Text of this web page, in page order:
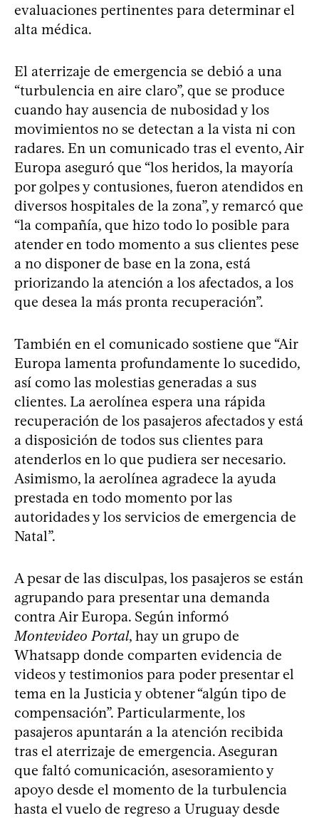
evaluaciones pertinentes para determinar el
alta médica.
El aterrizaje de emergencia se debió a una
“turbulencia en aire claro”, que se produce
cuando hay ausencia de nubosidad y los
movimientos no se detectan a la vista ni con
radares. En un comunicado tras el evento, Air
Europa aseguró que “los heridos, la mayoría
por golpes y contusiones, fueron atendidos en
diversos hospitales de la zona”, y remarcó que
“la compañía, que hizo todo lo posible para
atender en todo momento a sus clientes pese
a no disponer de base en la zona, está
priorizando la atención a los afectados, a los
que desea la más pronta recuperación”.
También en el comunicado sostiene que “Air
Europa lamenta profundamente lo sucedido,
así como las molestias generadas a sus
clientes. La aerolínea espera una rápida
recuperación de los pasajeros afectados y está
a disposición de todos sus clientes para
atenderlos en lo que pudiera ser necesario.
Asimismo, la aerolínea agradece la ayuda
prestada en todo momento por las
autoridades y los servicios de emergencia de
Natal”.
A pesar de las disculpas, los pasajeros se están
agrupando para presentar una demanda
contra Air Europa. Según informó
Montevideo Portal, hay un grupo de
Whatsapp donde comparten evidencia de
videos y testimonios para poder presentar el
tema en la Justicia y obtener “algún tipo de
compensación”. Particularmente, los
pasajeros apuntarán a la atención recibida
tras el aterrizaje de emergencia. Aseguran
que faltó comunicación, asesoramiento y
apoyo desde el momento de la turbulencia
hasta el vuelo de regreso a Uruguay desde